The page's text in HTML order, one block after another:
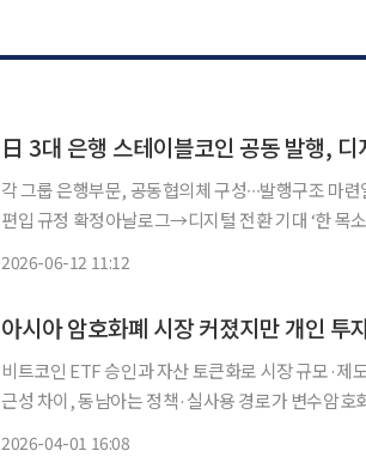
日 3대 은행 스테이블코인 공동 발행,
각 그룹 은행부문, 공동협의체 구성∙∙∙발행구조 마
편입 규정 확정아날로그→디지털 전환 기대 ‘한 목소리’ 최근 일본 금융권이 스테이블
2026-06-12 11:12
아시아 암호화폐 시장 커졌지만 개인 투
비트코인 ETF 승인과 자산 토큰화로 시장 규모·제
근성 차이, 동남아는 정책·실사용 경로가 변수암호
2026-04-01 16:08